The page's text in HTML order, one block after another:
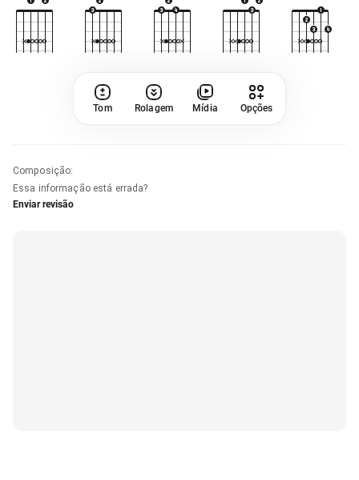
Tom Rolagem Mídia Opções
Composição:
Essa informação está errada?
Enviar revisão